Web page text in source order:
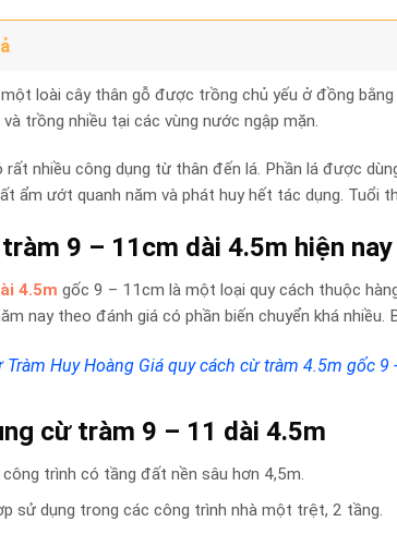
loài cây thân gỗ được trồng chủ yếu ở đồng
trồng nhiều tại các vùng nước ngập mặn.
rất nhiều công dụng từ thân đến lá. Phần lá được
ẩm ướt quanh năm và phát huy hết tác dụng. Tuổi
9 – 11cm dài 4.5m hiện nay
4.5m gốc 9 – 11cm là một loại quy cách thuộc
nay theo đánh giá có phần biến chuyển khá
Tràm Huy Hoàng Giá quy cách cừ tràm 4.5m gốc
cừ tràm 9 – 11 dài 4.5m
công trình có tầng đất nền sâu hơn 4,5m.
sử dụng trong các công trình nhà một trệt, 2 tầng.